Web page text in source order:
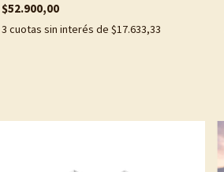
$52.900,00
3 cuotas sin interés de $17.633,33